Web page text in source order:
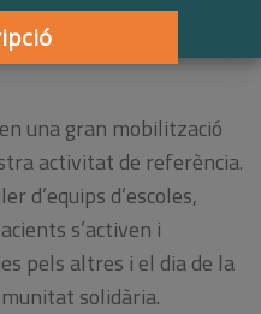
Magic Line,
una gran mobilització
activitat de referència.
d’equips d’escoles,
s’activen i
pels altres i el dia de la
solidària.